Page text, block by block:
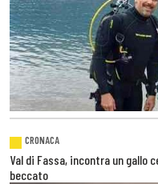
CRONACA
Val di Fassa, incontra un
beccato